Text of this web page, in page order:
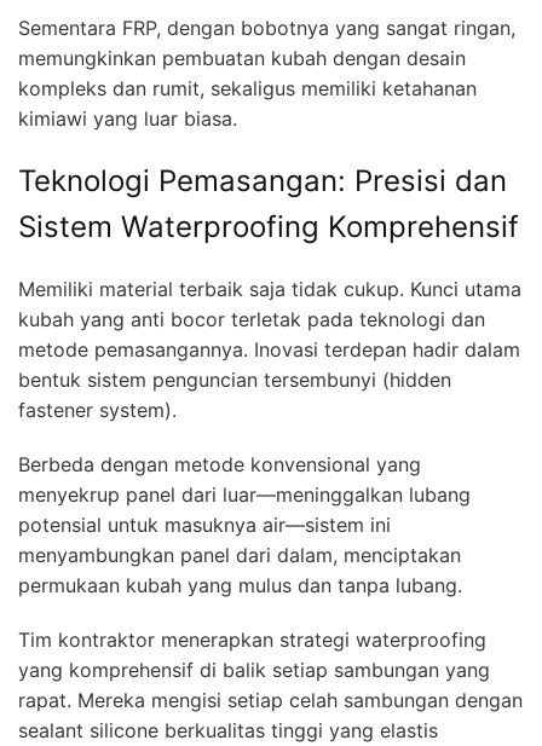
Sementara FRP, dengan bobotnya yang sangat ringan,
memungkinkan pembuatan kubah dengan desain
kompleks dan rumit, sekaligus memiliki ketahanan
kimiawi yang luar biasa.
Teknologi Pemasangan: Presisi dan
Sistem Waterproofing Komprehensif
Memiliki material terbaik saja tidak cukup. Kunci utama
kubah yang anti bocor terletak pada teknologi dan
metode pemasangannya. Inovasi terdepan hadir dalam
bentuk sistem penguncian tersembunyi (hidden
fastener system).
Berbeda dengan metode konvensional yang
menyekrup panel dari luar—meninggalkan lubang
potensial untuk masuknya air—sistem ini
menyambungkan panel dari dalam, menciptakan
permukaan kubah yang mulus dan tanpa lubang.
Tim kontraktor menerapkan strategi waterproofing
yang komprehensif di balik setiap sambungan yang
rapat. Mereka mengisi setiap celah sambungan dengan
sealant silicone berkualitas tinggi yang elastis